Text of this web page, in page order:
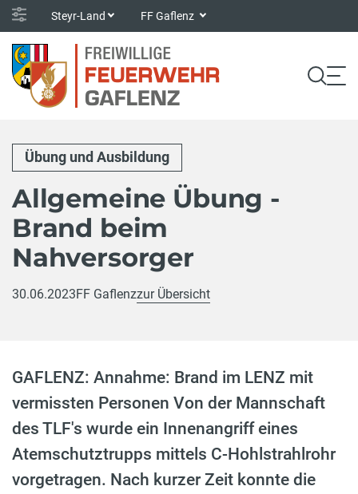
Steyr-Land FF Gaflenz
Übung und Ausbildung
Allgemeine Übung -
Brand beim
Nahversorger
30.06.2023FF Gaflenzzur Übersicht
GAFLENZ: Annahme: Brand im LENZ mit
vermissten Personen Von der Mannschaft
des TLF's wurde ein Innenangriff eines
Atemschutztrupps mittels C-Hohlstrahlrohr
vorgetragen. Nach kurzer Zeit konnte die